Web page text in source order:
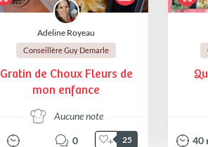
Adeline Royeau
Conseillère Guy Demarle
Gratin de Choux Fleurs de
mon enfance
Aucune note
0 25 40